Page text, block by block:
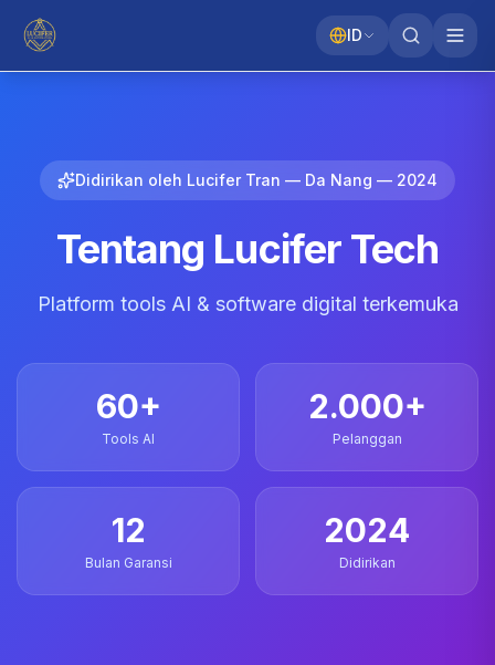
ID
Didirikan oleh Lucifer Tran — Da Nang — 2024
Tentang Lucifer Tech
Platform tools AI & software digital terkemuka
60+
Tools AI
2.000+
Pelanggan
12
Bulan Garansi
2024
Didirikan